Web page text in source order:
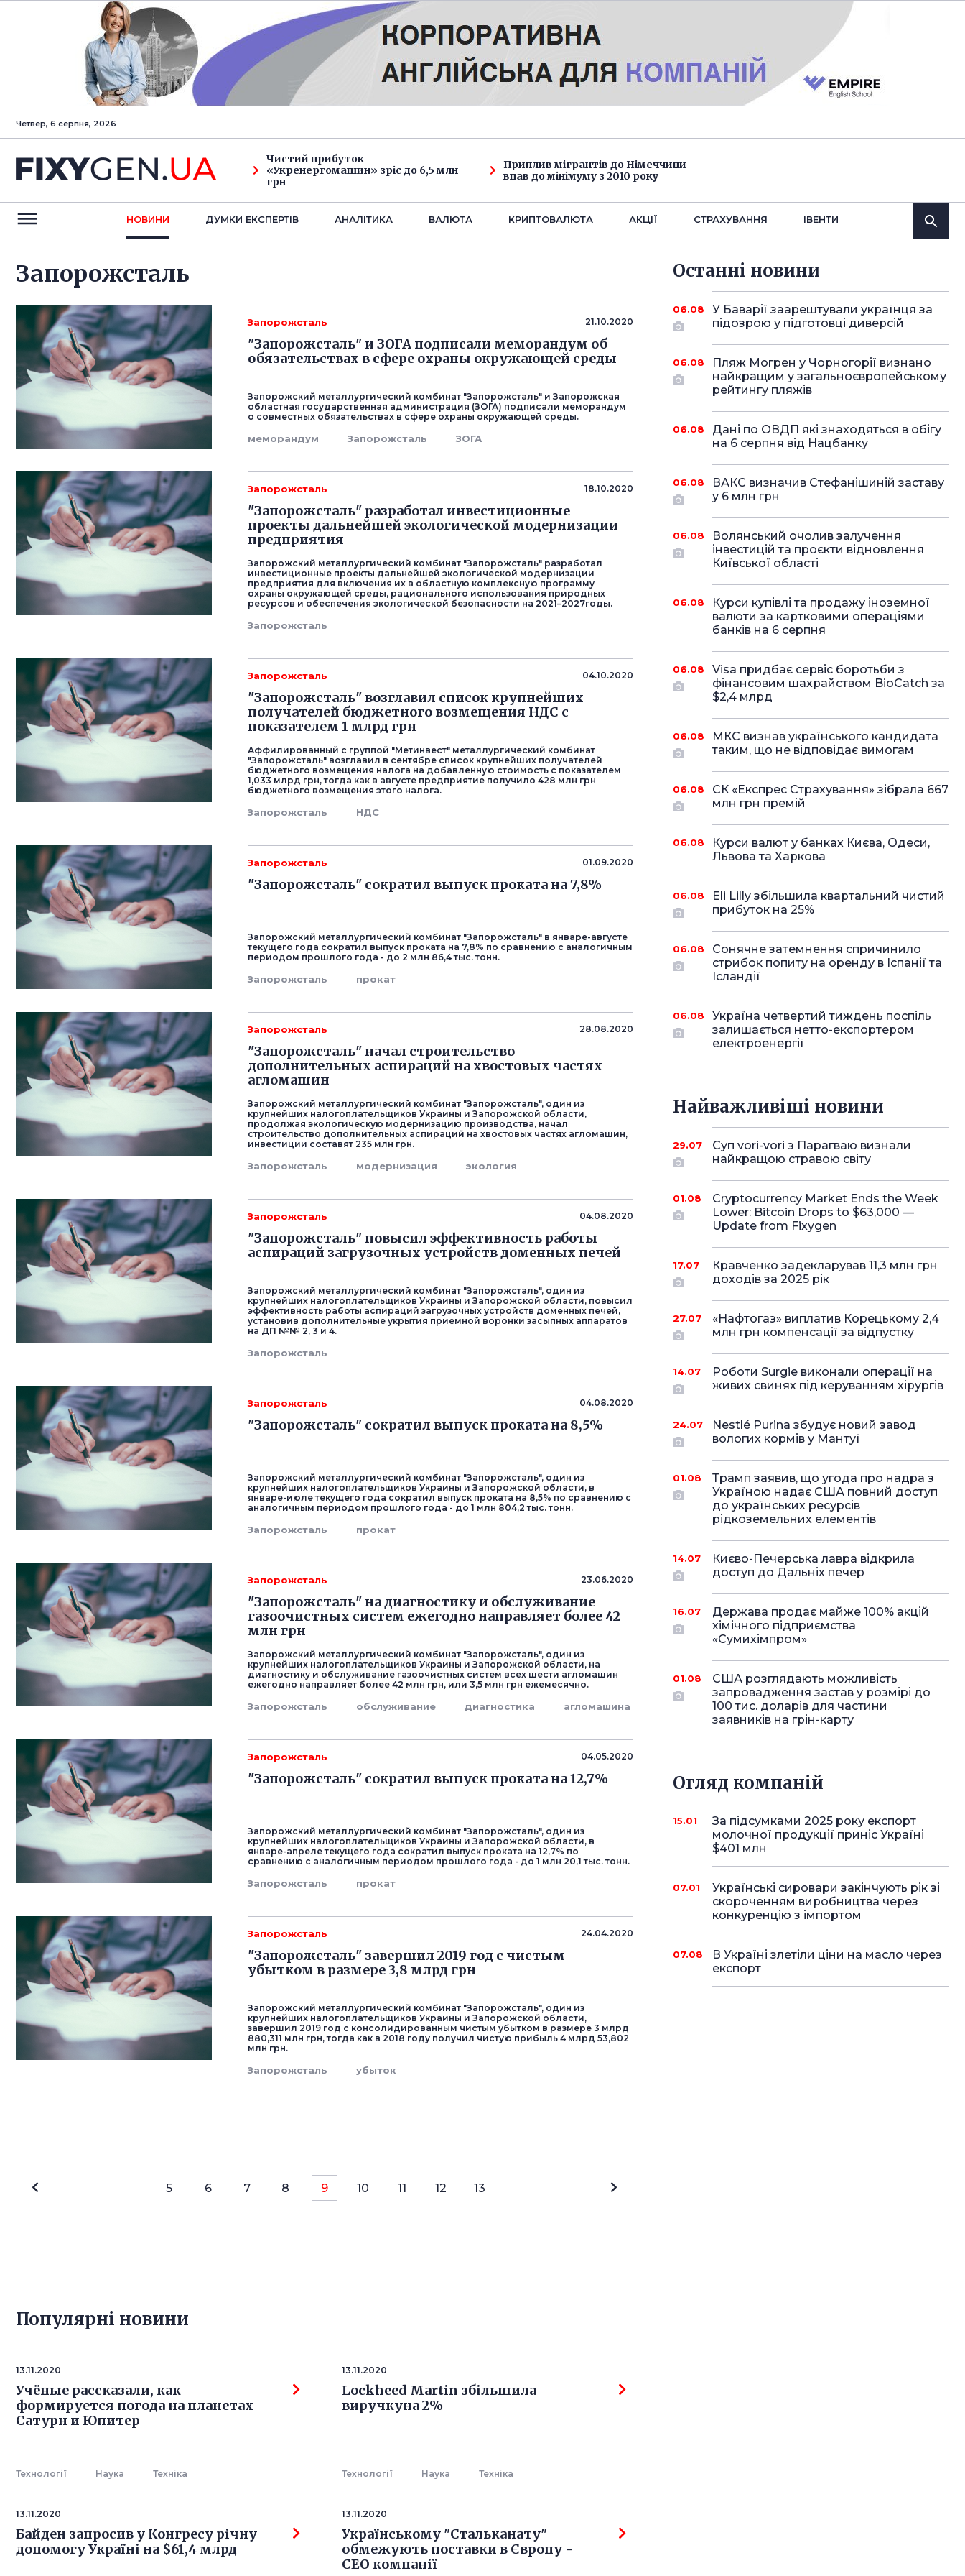
Четвер, 6 серпня, 2026
Чистий прибуток
«Укренергомашин» зріс до 6,5 млн
грн
Приплив мігрантів до Німеччини
впав до мінімуму з 2010 року
НОВИНИ ДУМКИ ЕКСПЕРТIВ АНАЛIТИКА ВАЛЮТА КРИПТОВАЛЮТА АКЦІЇ СТРАХУВАННЯ IВЕНТИ
Запорожсталь
Запорожсталь 21.10.2020
"Запорожсталь" и ЗОГА подписали меморандум об
обязательствах в сфере охраны окружающей среды
Запорожский металлургический комбинат "Запорожсталь" и Запорожская
областная государственная администрация (ЗОГА) подписали меморандум
о совместных обязательствах в сфере охраны окружающей среды.
меморандум Запорожсталь ЗОГА
Запорожсталь 18.10.2020
"Запорожсталь" разработал инвестиционные
проекты дальнейшей экологической модернизации
предприятия
Запорожский металлургический комбинат "Запорожсталь" разработал
инвестиционные проекты дальнейшей экологической модернизации
предприятия для включения их в областную комплексную программу
охраны окружающей среды, рационального использования природных
ресурсов и обеспечения экологической безопасности на 2021–2027годы.
Запорожсталь
Запорожсталь 04.10.2020
"Запорожсталь" возглавил список крупнейших
получателей бюджетного возмещения НДС с
показателем 1 млрд грн
Аффилированный с группой "Метинвест" металлургический комбинат
"Запорожсталь" возглавил в сентябре список крупнейших получателей
бюджетного возмещения налога на добавленную стоимость с показателем
1,033 млрд грн, тогда как в августе предприятие получило 428 млн грн
бюджетного возмещения этого налога.
Запорожсталь НДС
Запорожсталь 01.09.2020
"Запорожсталь" сократил выпуск проката на 7,8%
Запорожский металлургический комбинат "Запорожсталь" в январе-августе
текущего года сократил выпуск проката на 7,8% по сравнению с аналогичным
периодом прошлого года - до 2 млн 86,4 тыс. тонн.
Запорожсталь прокат
Запорожсталь 28.08.2020
"Запорожсталь" начал строительство
дополнительных аспираций на хвостовых частях
агломашин
Запорожский металлургический комбинат "Запорожсталь", один из
крупнейших налогоплательщиков Украины и Запорожской области,
продолжая экологическую модернизацию производства, начал
строительство дополнительных аспираций на хвостовых частях агломашин,
инвестиции составят 235 млн грн.
Запорожсталь модернизация экология
Запорожсталь 04.08.2020
"Запорожсталь" повысил эффективность работы
аспираций загрузочных устройств доменных печей
Запорожский металлургический комбинат "Запорожсталь", один из
крупнейших налогоплательщиков Украины и Запорожской области, повысил
эффективность работы аспираций загрузочных устройств доменных печей,
установив дополнительные укрытия приемной воронки засыпных аппаратов
на ДП №№ 2, 3 и 4.
Запорожсталь
Запорожсталь 04.08.2020
"Запорожсталь" сократил выпуск проката на 8,5%
Запорожский металлургический комбинат "Запорожсталь", один из
крупнейших налогоплательщиков Украины и Запорожской области, в
январе-июле текущего года сократил выпуск проката на 8,5% по сравнению с
аналогичным периодом прошлого года - до 1 млн 804,2 тыс. тонн.
Запорожсталь прокат
Запорожсталь 23.06.2020
"Запорожсталь" на диагностику и обслуживание
газоочистных систем ежегодно направляет более 42
млн грн
Запорожский металлургический комбинат "Запорожсталь", один из
крупнейших налогоплательщиков Украины и Запорожской области, на
диагностику и обслуживание газоочистных систем всех шести агломашин
ежегодно направляет более 42 млн грн, или 3,5 млн грн ежемесячно.
Запорожсталь обслуживание диагностика агломашина
Запорожсталь 04.05.2020
"Запорожсталь" сократил выпуск проката на 12,7%
Запорожский металлургический комбинат "Запорожсталь", один из
крупнейших налогоплательщиков Украины и Запорожской области, в
январе-апреле текущего года сократил выпуск проката на 12,7% по
сравнению с аналогичным периодом прошлого года - до 1 млн 20,1 тыс. тонн.
Запорожсталь прокат
Запорожсталь 24.04.2020
"Запорожсталь" завершил 2019 год с чистым
убытком в размере 3,8 млрд грн
Запорожский металлургический комбинат "Запорожсталь", один из
крупнейших налогоплательщиков Украины и Запорожской области,
завершил 2019 год с консолидированным чистым убытком в размере 3 млрд
880,311 млн грн, тогда как в 2018 году получил чистую прибыль 4 млрд 53,802
млн грн.
Запорожсталь убыток
5 6 7 8 9 10 11 12 13
Популярнi новини
13.11.2020
Учёные рассказали, как
формируется погода на планетах
Сатурн и Юпитер
Технології Наука Технiка
13.11.2020
Lockheed Martin збільшила
виручкуна 2%
Технології Наука Технiка
13.11.2020
Байден запросив у Конгресу річну
допомогу Україні на $61,4 млрд
13.11.2020
Українському "Стальканату"
обмежують поставки в Європу -
СЕО компанії
Останнi новини
06.08
У Баварії заарештували українця за
підозрою у підготовці диверсій
06.08
Пляж Могрен у Чорногорії визнано
найкращим у загальноєвропейському
рейтингу пляжів
06.08
Дані по ОВДП які знаходяться в обігу
на 6 серпня від Нацбанку
06.08
ВАКС визначив Стефанішиній заставу
у 6 млн грн
06.08
Волянський очолив залучення
інвестицій та проєкти відновлення
Київської області
06.08
Курси купівлі та продажу іноземної
валюти за картковими операціями
банків на 6 серпня
06.08
Visa придбає сервіс боротьби з
фінансовим шахрайством BioCatch за
$2,4 млрд
06.08
МКС визнав українського кандидата
таким, що не відповідає вимогам
06.08
СК «Експрес Страхування» зібрала 667
млн грн премій
06.08
Курси валют у банках Києва, Одеси,
Львова та Харкова
06.08
Eli Lilly збільшила квартальний чистий
прибуток на 25%
06.08
Сонячне затемнення спричинило
стрибок попиту на оренду в Іспанії та
Ісландії
06.08
Україна четвертий тиждень поспіль
залишається нетто-експортером
електроенергії
Найважливіші новини
29.07
Суп vori-vori з Парагваю визнали
найкращою стравою світу
01.08
Cryptocurrency Market Ends the Week
Lower: Bitcoin Drops to $63,000 —
Update from Fixygen
17.07
Кравченко задекларував 11,3 млн грн
доходів за 2025 рік
27.07
«Нафтогаз» виплатив Корецькому 2,4
млн грн компенсації за відпустку
14.07
Роботи Surgie виконали операції на
живих свинях під керуванням хірургів
24.07
Nestlé Purina збудує новий завод
вологих кормів у Мантуї
01.08
Трамп заявив, що угода про надра з
Україною надає США повний доступ
до українських ресурсів
рідкоземельних елементів
14.07
Києво-Печерська лавра відкрила
доступ до Дальніх печер
16.07
Держава продає майже 100% акцій
хімічного підприємства
«Сумихімпром»
01.08
США розглядають можливість
запровадження застав у розмірі до
100 тис. доларів для частини
заявників на грін-карту
Огляд компаній
15.01
За підсумками 2025 року експорт
молочної продукції приніс Україні
$401 млн
07.01
Українські сировари закінчують рік зі
скороченням виробництва через
конкуренцію з імпортом
07.08
В Україні злетіли ціни на масло через
експорт